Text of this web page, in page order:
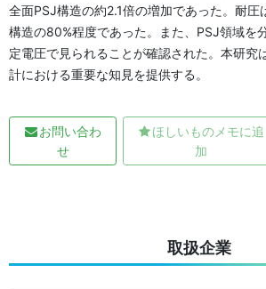
全面PSJ構造の約2.1倍の増加であった。耐
構造の80%程度であった。また、PSJ領域を
定電圧で見られることが確認された。本研究
計における重要な知見を提供する。
お問い合わ
せ
ほしいものメモに追
加
取扱企業